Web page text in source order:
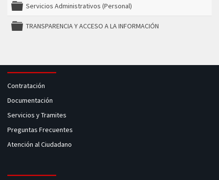
Servicios Administrativos (Personal)
TRANSPARENCIA Y ACCESO A LA INFORMACIÓN
Contratación
Documentación
Servicios y Tramites
Preguntas Frecuentes
Atención al Ciudadano